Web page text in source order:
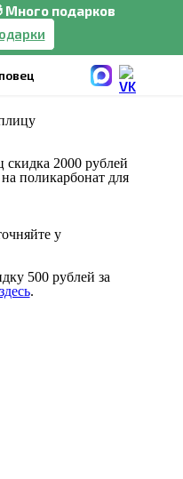
Много подарков
2000 рублей
поликарбонат для
у
500 рублей за
здесь.